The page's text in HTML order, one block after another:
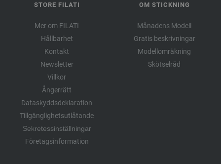
STORE FILATI
Mer om FILATI
Hållbarhet
Kontakt
Newsletter
Villkor
Ångerrätt
Dataskyddsdeklaration
Tillgänglighetsutlåtande
Sekretessinställningar
Företagsinformation
OM STICKNING
Månadens Modell
Gratis beskrivningar
Modellomräkning
Skötselråd